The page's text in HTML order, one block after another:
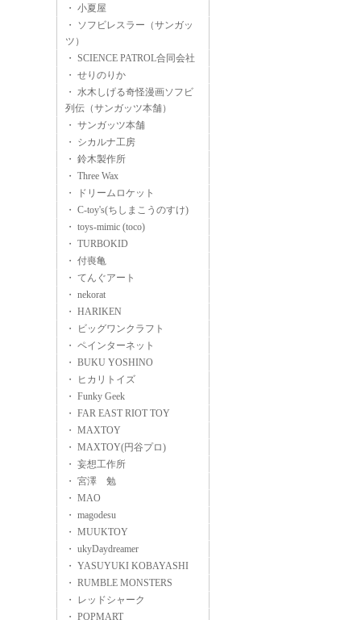
・ 小夏屋
・ ソフビレスラー（サンガッ
ツ）
・ SCIENCE PATROL合同会社
・ せりのりか
・ 水木しげる奇怪漫画ソフビ
列伝（サンガッツ本舗）
・ サンガッツ本舗
・ シカルナ工房
・ 鈴木製作所
・ Three Wax
・ ドリームロケット
・ C-toy's(ちしまこうのすけ)
・ toys-mimic (toco)
・ TURBOKID
・ 付喪亀
・ てんぐアート
・ nekorat
・ HARIKEN
・ ビッグワンクラフト
・ ペインターネット
・ BUKU YOSHINO
・ ヒカリトイズ
・ Funky Geek
・ FAR EAST RIOT TOY
・ MAXTOY
・ MAXTOY(円谷プロ)
・ 妄想工作所
・ 宮澤 勉
・ MAO
・ magodesu
・ MUUKTOY
・ ukyDaydreamer
・ YASUYUKI KOBAYASHI
・ RUMBLE MONSTERS
・ レッドシャーク
・ POPMART